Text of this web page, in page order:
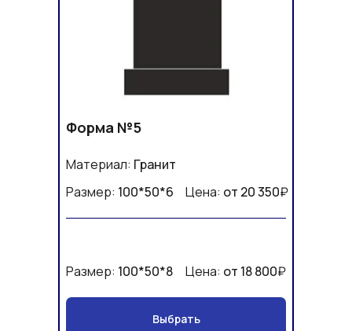
Форма №5
Материал: Гранит
Размер: 100*50*6 Цена: от 20 350₽
Размер: 100*50*8 Цена: от 18 800₽
Выбрать